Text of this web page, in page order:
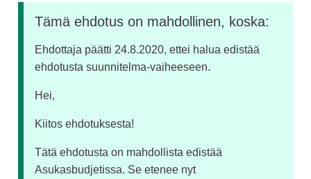
Tämä ehdotus on mahdollinen, koska:
Ehdottaja päätti 24.8.2020, ettei halua edistää
ehdotusta suunnitelma-vaiheeseen.
Hei,
Kiitos ehdotuksesta!
Tätä ehdotusta on mahdollista edistää
Asukasbudjetissa. Se etenee nyt